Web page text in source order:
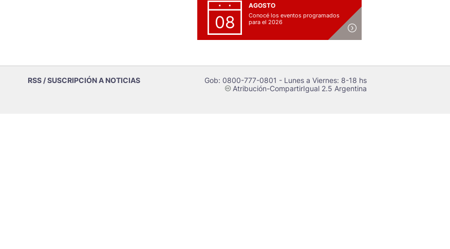
08
AGOSTO
Conocé los eventos programados
para el 2026
RSS / SUSCRIPCIÓN A NOTICIAS Gob: 0800-777-0801 - Lunes a Viernes: 8-18 hs
cAtribución-CompartirIgual 2.5 Argentina